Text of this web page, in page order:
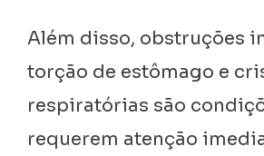
Além disso, obstruções
torção de estômago e
respiratórias são
requerem atenção